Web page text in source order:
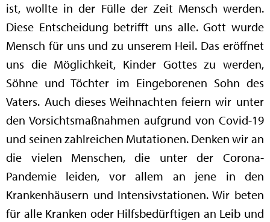
ist, wollte in der Fülle der Zeit Mensch werden.
Diese Entscheidung betrifft uns alle. Gott wurde
Mensch für uns und zu unserem Heil. Das eröffnet
uns die Möglichkeit, Kinder Gottes zu werden,
Söhne und Töchter im Eingeborenen Sohn des
Vaters. Auch dieses Weihnachten feiern wir unter
den Vorsichtsmaßnahmen aufgrund von Covid-19
und seinen zahlreichen Mutationen. Denken wir an
die vielen Menschen, die unter der Corona-
Pandemie leiden, vor allem an jene in den
Krankenhäusern und Intensivstationen. Wir beten
für alle Kranken oder Hilfsbedürftigen an Leib und